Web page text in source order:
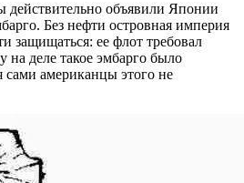
объявили Японии
Без нефти островная империя
защищаться: ее флот требовал
на деле такое эмбарго было
сами американцы этого не